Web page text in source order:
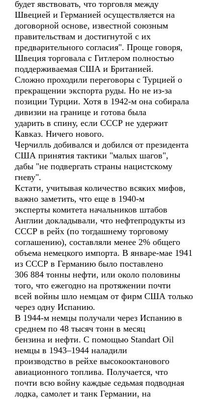
будет явствовать, что торговля между
Швецией и Германией осуществляется на
договорной основе, известной союзным
правительствам и достигнутой с их
предварительного согласия". Проще говоря,
Швеция торговала с Гитлером полностью
поддерживаемая США и Британией.
Сложно проходили переговоры с Турцией о
прекращении экспорта руды. Но не из-за
позиции Турции. Хотя в 1942-м она собирала
дивизии на границе и готова была
ударить в спину, если СССР не удержит
Кавказ. Ничего нового.
Черчилль добивался и добился от президента
США принятия тактики "малых шагов",
дабы "не подвергать страны нацистскому
гневу".
Кстати, учитывая количество всяких мифов,
важно заметить, что еще в 1940-м
эксперты комитета начальников штабов
Англии докладывали, что нефтепродукты из
СССР в рейх (по тогдашнему торговому
соглашению), составляли менее 2% общего
объема немецкого импорта. В январе-мае 1941
из CCCР в Германию было поставлено
306 884 тонны нефти, или около половины
того, что ежегодно на протяжении почти
всей войны шло немцам от фирм США только
через одну Испанию.
В 1944-м немцы получали через Испанию в
среднем по 48 тысяч тонн в месяц
бензина и нефти. С помощью Standart Oil
немцы в 1943–1944 наладили
производство в рейхе высокооктанового
авиационного топлива. Получается, что
почти всю войну каждые седьмая подводная
лодка, самолет и танк Германии, на